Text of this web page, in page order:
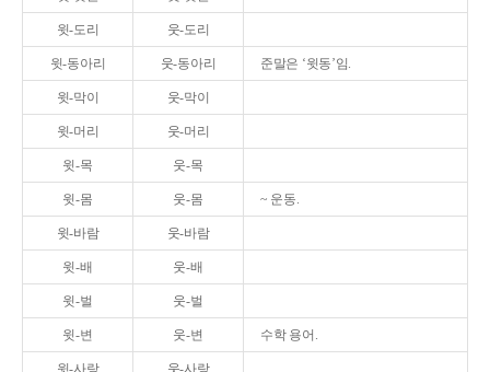
윗-도리 웃-도리
윗-동아리 웃-동아리 준말은 ‘윗동’임.
윗-막이 웃-막이
윗-머리 웃-머리
윗-목 웃-목
윗-몸 웃-몸 ~ 운동.
윗-바람 웃-바람
윗-배 웃-배
윗-벌 웃-벌
윗-변 웃-변 수학 용어.
윗-사랑 웃-사랑